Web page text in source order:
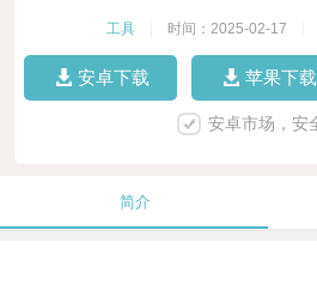
工具 时间：2025-02-17
安卓下载 苹果下载
安卓市场，安
简介